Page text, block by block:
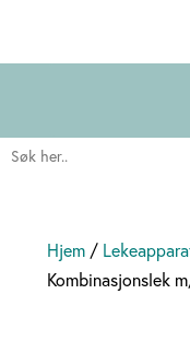
Search
for:
Hjem/
Kombinasjonslek